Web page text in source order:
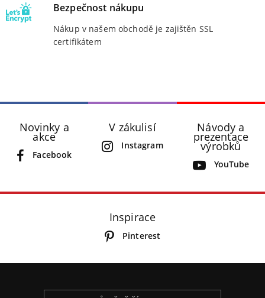
Bezpečnost nákupu
Nákup v našem obchodě je zajištěn SSL
certifikátem
Novinky a
akce
Facebook
V zákulisí
Instagram
Návody a
prezentace
výrobků
YouTube
Inspirace
Pinterest